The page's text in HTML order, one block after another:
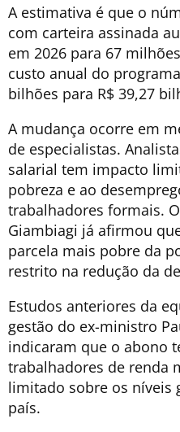
A estimativa é que o
com carteira assinada
em 2026 para 67
custo anual do
bilhões para R$ 39,27
A mudança ocorre em
de especialistas.
salarial tem impacto
pobreza e ao
trabalhadores formais.
Giambiagi já afirmou
parcela mais pobre da
restrito na redução da
Estudos anteriores da
gestão do ex-ministro
indicaram que o abono
trabalhadores de renda
limitado sobre os níveis
país.